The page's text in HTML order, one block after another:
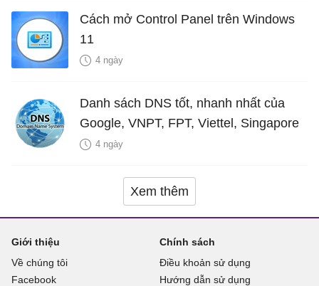
Cách mở Control Panel trên Windows
11
4 ngày
Danh sách DNS tốt, nhanh nhất của
Google, VNPT, FPT, Viettel, Singapore
4 ngày
Xem thêm
Giới thiệu
Về chúng tôi
Facebook
Chính sách
Điều khoản sử dụng
Hướng dẫn sử dụng